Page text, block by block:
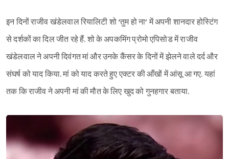
इन दिनों राजीव खंडेलवाल रियालिटी शो ‘तुम हो ना’ में अपनी शानदार होस्टिंग
से दर्शकों का दिल जीत रहे हैं. शो के अपकमिंग प्रोमो एपिसोड में राजीव
खंडेलवाल ने अपनी दिवंगत मां और उनके कैंसर के दिनों में झेलने वाले दर्द और
संघर्ष को याद किया. मां को याद करते हुए एक्टर की आँखों में आंसू आ गए. यहां
तक कि राजीव ने अपनी मां की मौत के लिए खुद को गुनहगार बताया.